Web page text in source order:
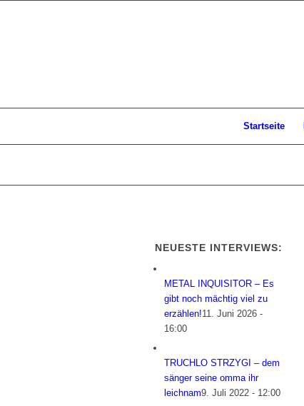
Startseite
NEUESTE INTERVIEWS:
METAL INQUISITOR – Es
gibt noch mächtig viel zu
erzählen!11. Juni 2026 -
16:00
TRUCHLO STRZYGI – dem
sänger seine omma ihr
leichnam9. Juli 2022 - 12:00